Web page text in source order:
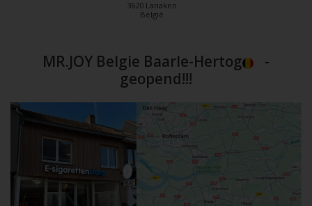
3620 Lanaken
België
MR.JOY Belgie Baarle-Hertog
-
geopend!!!